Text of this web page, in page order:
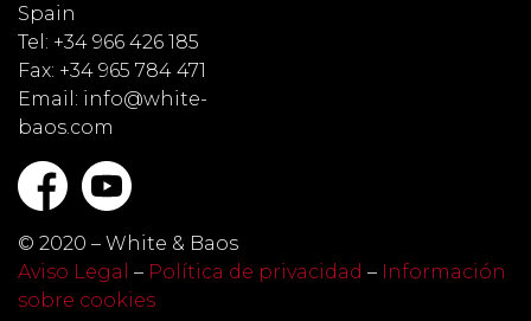
Spain
Tel: +34 966 426 185
Fax: +34 965 784 471
Email: info@white-
baos.com
© 2020 – White & Baos
Aviso Legal – Política de privacidad – Información
sobre cookies